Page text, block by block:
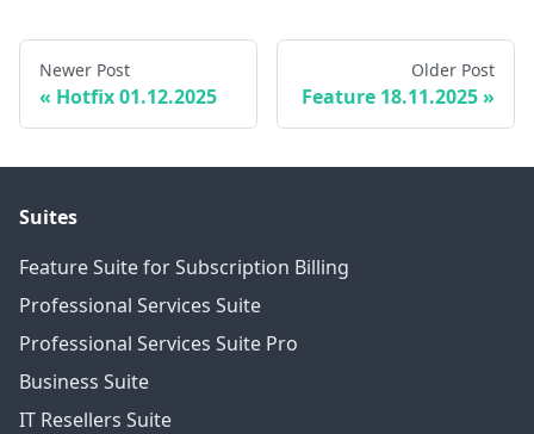
Newer Post
Hotfix 01.12.2025
Older Post
Feature 18.11.2025
Suites
Feature Suite for Subscription Billing
Professional Services Suite
Professional Services Suite Pro
Business Suite
IT Resellers Suite